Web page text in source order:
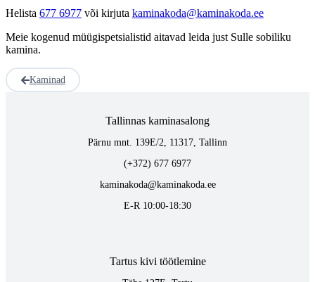
Helista 677 6977 või kirjuta kaminakoda@kaminakoda.ee
Meie kogenud müügispetsialistid aitavad leida just Sulle sobiliku
kamina.
Kaminad
Tallinnas kaminasalong
Pärnu mnt. 139E/2, 11317, Tallinn
(+372) 677 6977
kaminakoda@kaminakoda.ee
E-R 10:00-18:30
Tartus kivi töötlemine